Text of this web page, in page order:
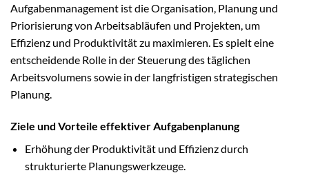
Aufgabenmanagement ist die Organisation, Planung und
Priorisierung von Arbeitsabläufen und Projekten, um
Effizienz und Produktivität zu maximieren. Es spielt eine
entscheidende Rolle in der Steuerung des täglichen
Arbeitsvolumens sowie in der langfristigen strategischen
Planung.
Ziele und Vorteile effektiver Aufgabenplanung
Erhöhung der Produktivität und Effizienz durch
strukturierte Planungswerkzeuge.